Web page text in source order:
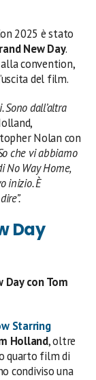
2025 è stato
New Day.
convention,
del film.
dall’altra
Nolan con
che vi abbiamo
No Way Home,
inizio. È
Day
Day con Tom
Starring
Holland, oltre
quarto film di
condiviso una